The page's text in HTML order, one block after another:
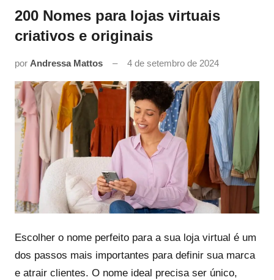
200 Nomes para lojas virtuais
criativos e originais
por Andressa Mattos 4 de setembro de 2024
Escolher o nome perfeito para a sua loja virtual é um
dos passos mais importantes para definir sua marca
e atrair clientes. O nome ideal precisa ser único,